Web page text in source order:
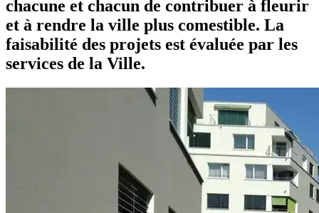
chacune et chacun de contribuer à fleurir
et à rendre la ville plus comestible. La
faisabilité des projets est évaluée par les
services de la Ville.